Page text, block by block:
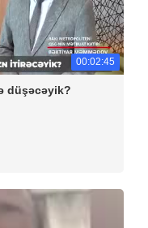
00:02:45
düşəcəyik?